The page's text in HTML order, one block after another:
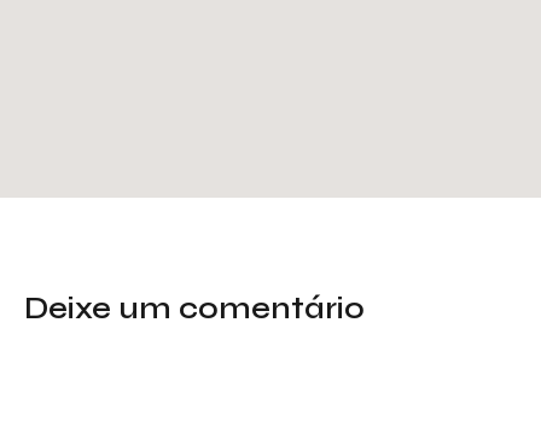
Deixe um comentário